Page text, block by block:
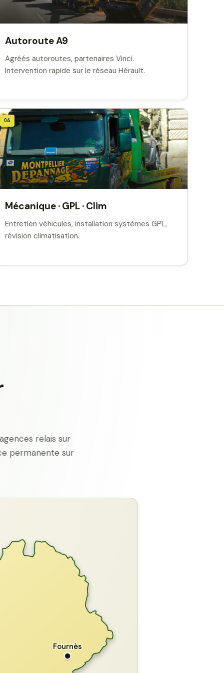
Autoroute A9
Agréés autoroutes, partenaires Vinci.
Intervention rapide sur le réseau Hérault.
06
Mécanique · GPL · Clim
Entretien véhicules, installation systèmes GPL,
révision climatisation.
relais sur
permanente sur
Fournès